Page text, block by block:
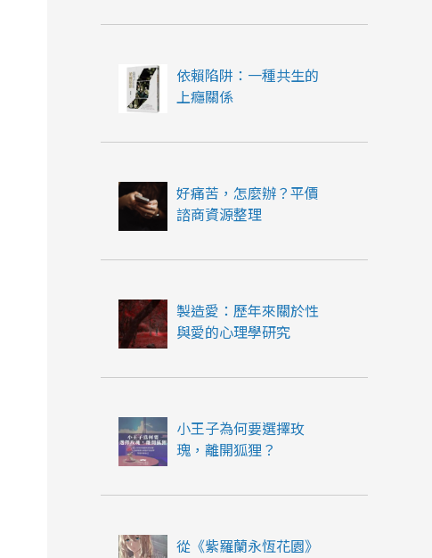
依賴陷阱：一種共生的
上癮關係
好痛苦，怎麼辦？平價
諮商資源整理
製造愛：歷年來關於性
與愛的心理學研究
小王子為何要選擇玫
瑰，離開狐狸？
從《紫羅蘭永恆花園》